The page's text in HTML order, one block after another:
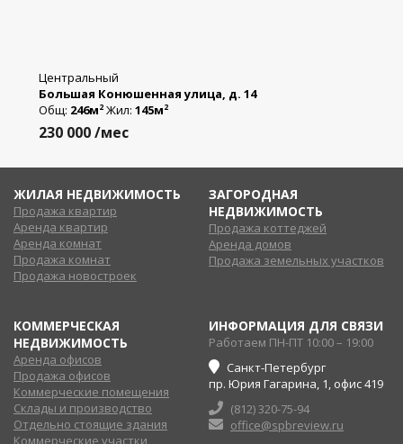
Центральный
Большая Конюшенная улица, д. 14
Общ: 246м2 Жил: 145м2
230 000/мес
ЖИЛАЯ НЕДВИЖИМОСТЬ
Продажа квартир
Аренда квартир
Аренда комнат
Продажа комнат
Продажа новостроек
ЗАГОРОДНАЯ
НЕДВИЖИМОСТЬ
Продажа коттеджей
Аренда домов
Продажа земельных участков
КОММЕРЧЕСКАЯ
НЕДВИЖИМОСТЬ
Аренда офисов
Продажа офисов
Коммерческие помещения
Склады и производство
Отдельно стоящие здания
Коммерческие участки
ИНФОРМАЦИЯ ДЛЯ СВЯЗИ
Работаем ПН-ПТ 10:00 – 19:00
Санкт-Петербург
пр. Юрия Гагарина, 1, офис 419
(812) 320-75-94
office@spbreview.ru